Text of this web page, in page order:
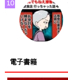
電子書籍